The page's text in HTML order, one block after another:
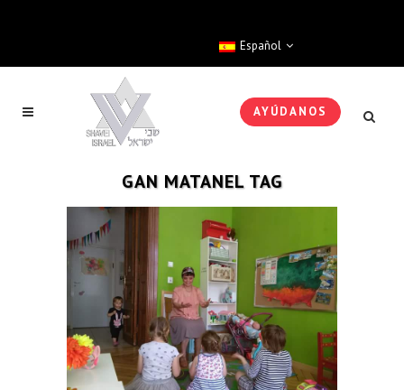
Español
AYÚDANOS
GAN MATANEL TAG